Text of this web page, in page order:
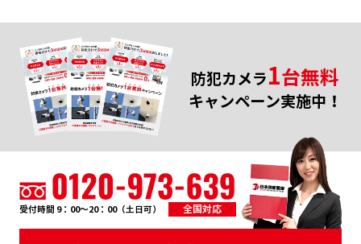
防犯カメラ1台無料
キャンペーン実施中！
受付時間 9：00～20：00（土日可） 全国対応